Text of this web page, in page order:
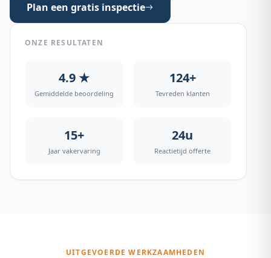
Plan een gratis inspectie
ONZE RESULTATEN
4.9 ★
Gemiddelde beoordeling
124+
Tevreden klanten
15+
Jaar vakervaring
24u
Reactietijd offerte
UITGEVOERDE WERKZAAMHEDEN